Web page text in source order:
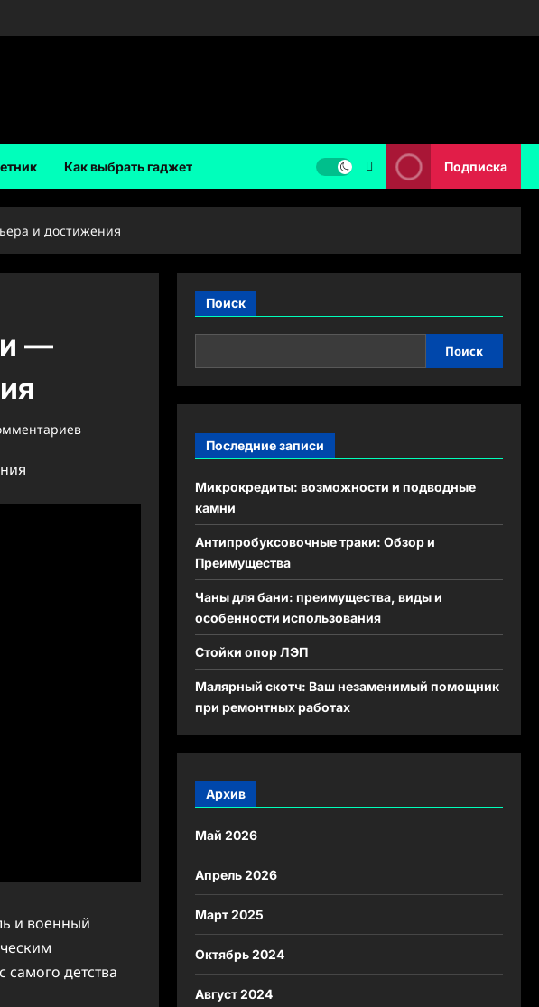
Как выбрать гаджет Подписка
и достижения
—
и военный
детства
Поиск
Поиск
Последние записи
Микрокредиты: возможности и подводные
камни
Антипробуксовочные траки: Обзор и
Преимущества
Чаны для бани: преимущества, виды и
особенности использования
Стойки опор ЛЭП
Малярный скотч: Ваш незаменимый помощник
при ремонтных работах
Архив
Май 2026
Апрель 2026
Март 2025
Октябрь 2024
Август 2024